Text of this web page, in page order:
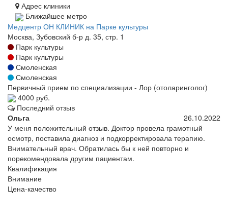
Адрес клиники
Ближайшее метро
Медцентр ОН КЛИНИК на Парке культуры
Москва, Зубовский б-р д. 35, стр. 1
Парк культуры
Парк культуры
Смоленская
Смоленская
Первичный прием по специализации - Лор (отоларинголог)
4000 руб.
Последний отзыв
Ольга
26.10.2022
У меня положительный отзыв. Доктор провела грамотный
осмотр, поставила диагноз и подкорректировала терапию.
Внимательный врач. Обратилась бы к ней повторно и
порекомендовала другим пациентам.
Квалификация
Внимание
Цена-качество